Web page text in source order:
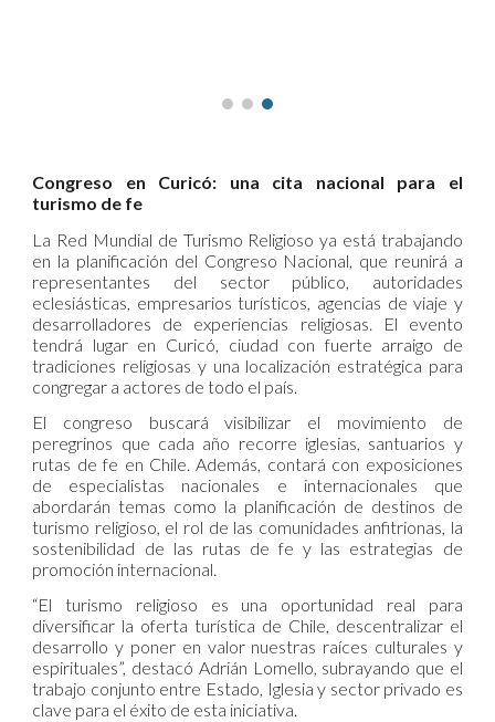
Congreso en Curicó: una cita nacional para el
turismo de fe
La Red Mundial de Turismo Religioso ya está trabajando
en la planificación del Congreso Nacional, que reunirá a
representantes del sector público, autoridades
eclesiásticas, empresarios turísticos, agencias de viaje y
desarrolladores de experiencias religiosas. El evento
tendrá lugar en Curicó, ciudad con fuerte arraigo de
tradiciones religiosas y una localización estratégica para
congregar a actores de todo el país.
El congreso buscará visibilizar el movimiento de
peregrinos que cada año recorre iglesias, santuarios y
rutas de fe en Chile. Además, contará con exposiciones
de especialistas nacionales e internacionales que
abordarán temas como la planificación de destinos de
turismo religioso, el rol de las comunidades anfitrionas, la
sostenibilidad de las rutas de fe y las estrategias de
promoción internacional.
“El turismo religioso es una oportunidad real para
diversificar la oferta turística de Chile, descentralizar el
desarrollo y poner en valor nuestras raíces culturales y
espirituales”, destacó Adrián Lomello, subrayando que el
trabajo conjunto entre Estado, Iglesia y sector privado es
clave para el éxito de esta iniciativa.